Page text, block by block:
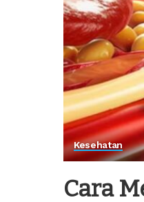
Kesehatan
Cara